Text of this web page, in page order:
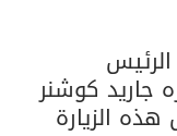
جاريد كوشنر
هذه الزيارة